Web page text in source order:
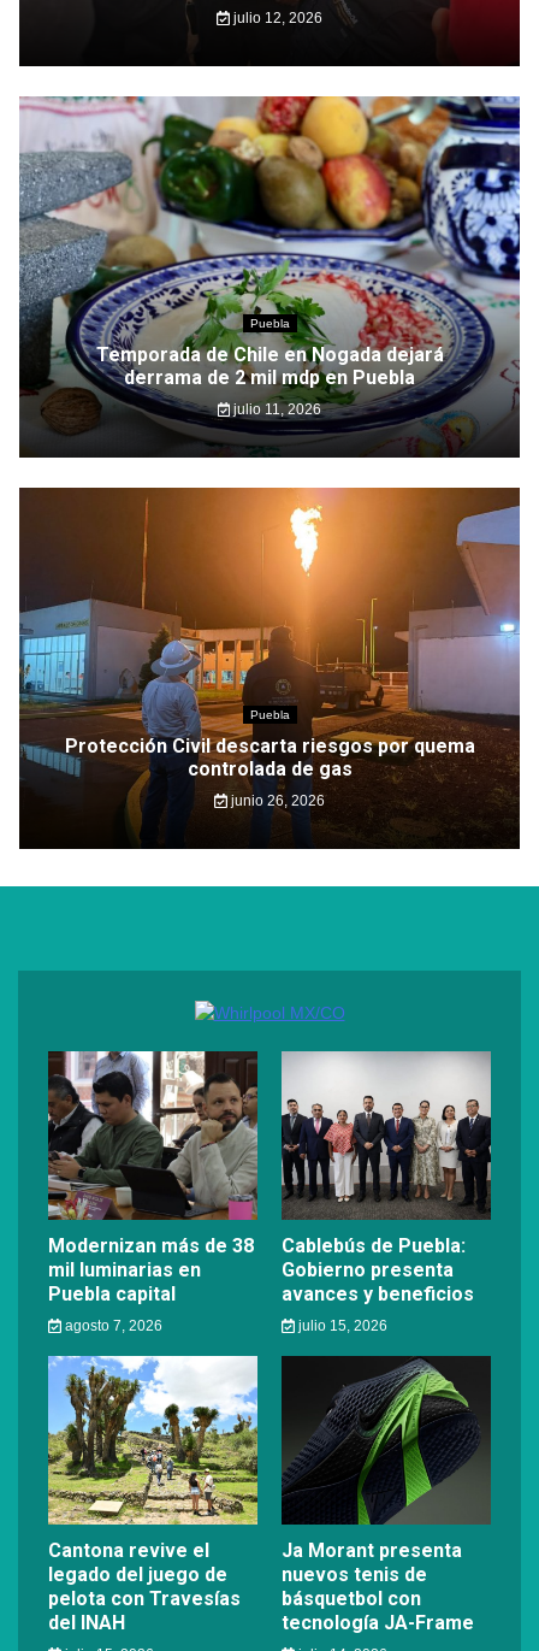
julio 12, 2026
Puebla
Temporada de Chile en Nogada dejará
derrama de 2 mil mdp en Puebla
julio 11, 2026
Puebla
Protección Civil descarta riesgos por quema
controlada de gas
junio 26, 2026
Modernizan más de 38
mil luminarias en
Puebla capital
agosto 7, 2026
Cablebús de Puebla:
Gobierno presenta
avances y beneficios
julio 15, 2026
Cantona revive el
legado del juego de
pelota con Travesías
del INAH
Ja Morant presenta
nuevos tenis de
básquetbol con
tecnología JA-Frame